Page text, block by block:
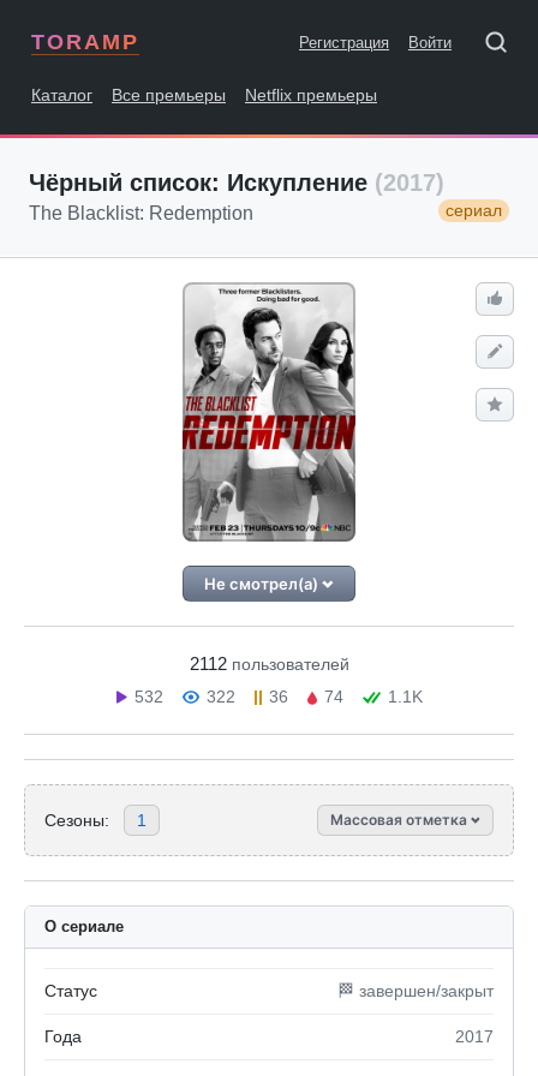
TORAMP Регистрация Войти
Каталог Все премьеры Netflix премьеры
Чёрный список: Искупление (2017)
сериал
The Blacklist: Redemption
Не смотрел(а)
2112 пользователей
532
322 36 74 1.1K
Сезоны: 1 Массовая отметка
О сериале
Статус 🏁 завершен/закрыт
Года 2017